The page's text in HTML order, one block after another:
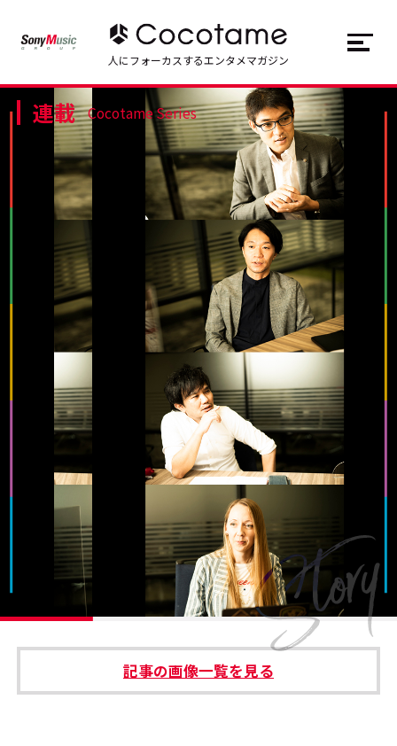
トップ Top
記事一覧 Articles
連載一覧 Series
Cocotameとは About
#エンタメ業界のちょっといい話
#スタッフが語る
#リクルート
運営会社 プライバシーポリシー
本サイトご利用にあたって Cookie Settings
JP EN
人にフォーカスするエンタメマガジン
連載 Cocotame Series
記事の画像一覧を見る